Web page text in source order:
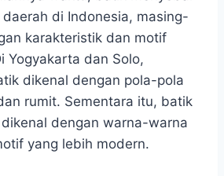
di Indonesia, masing-
karakteristik dan motif
Yogyakarta dan Solo,
dikenal dengan pola-pola
rumit. Sementara itu, batik
dengan warna-warna
yang lebih modern.